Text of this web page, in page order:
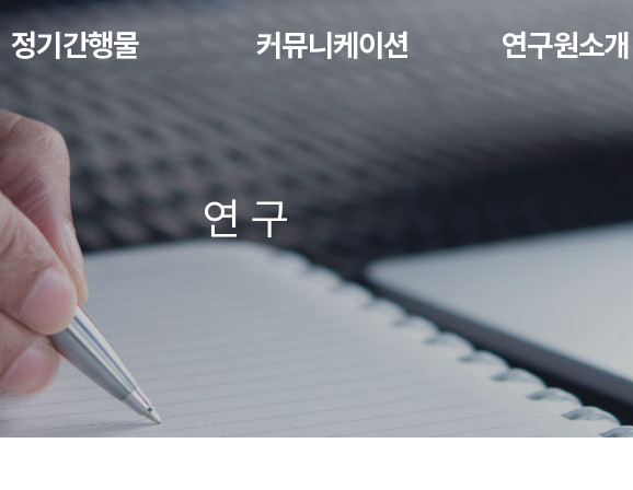
정기간행물 커뮤니케이션 연구원소개
연 구